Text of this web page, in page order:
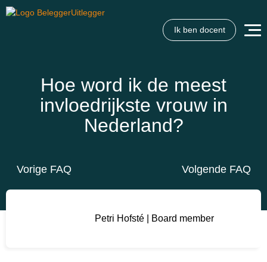
Ik ben docent
Hoe word ik de meest
invloedrijkste vrouw in
Nederland?
Vorige FAQ Volgende FAQ
Petri Hofsté | Board member
Wat wil je opzoeken?
hebben? We helpen je graag een handje.